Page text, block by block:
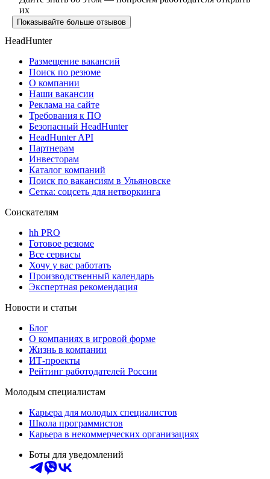
их
Показывайте больше отзывов
HeadHunter
Размещение вакансий
Поиск по резюме
О компании
Наши вакансии
Реклама на сайте
Требования к ПО
Безопасный HeadHunter
HeadHunter API
Партнерам
Инвесторам
Каталог компаний
Поиск по вакансиям в Ульяновске
Сетка: соцсеть для нетворкинга
Соискателям
hh PRO
Готовое резюме
Все сервисы
Хочу у вас работать
Производственный календарь
Экспертная рекомендация
Новости и статьи
Блог
О компаниях в игровой форме
Жизнь в компании
ИТ-проекты
Рейтинг работодателей России
Молодым специалистам
Карьера для молодых специалистов
Школа программистов
Карьера в некоммерческих организациях
Боты для уведомлений